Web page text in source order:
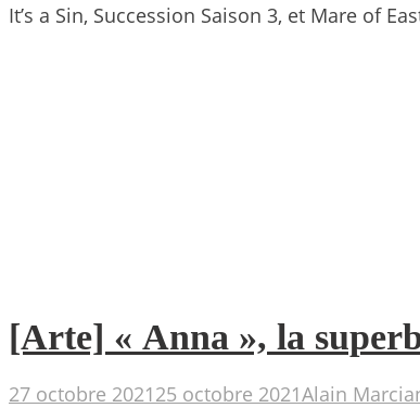
It’s a Sin, Succession Saison 3, et Mare of
[Arte] « Anna », la
27 octobre 202125 octobre 2021Alain